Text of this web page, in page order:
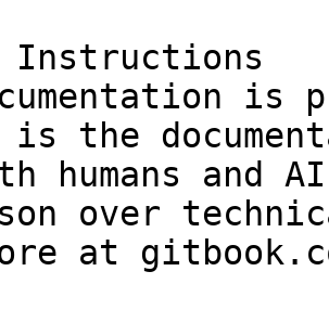
Instructions
is
is the
humans and
over
at